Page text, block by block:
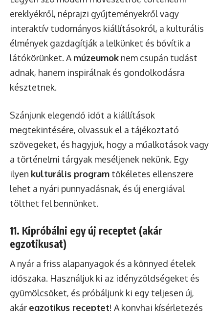
ereklyékről, néprajzi gyűjteményekről vagy
interaktív tudományos kiállításokról, a kulturális
élmények gazdagítják a lelkünket és bővítik a
látókörünket. A múzeumok nem csupán tudást
adnak, hanem inspirálnak és gondolkodásra
késztetnek.
Szánjunk elegendő időt a kiállítások
megtekintésére, olvassuk el a tájékoztató
szövegeket, és hagyjuk, hogy a műalkotások vagy
a történelmi tárgyak meséljenek nekünk. Egy
ilyen kulturális program tökéletes ellenszere
lehet a nyári punnyadásnak, és új energiával
tölthet fel bennünket.
11. Kipróbálni egy új receptet (akár
egzotikusat)
A nyár a friss alapanyagok és a könnyed ételek
időszaka. Használjuk ki az idényzöldségeket és
gyümölcsöket, és próbáljunk ki egy teljesen új,
akár egzotikus receptet! A konyhai kísérletezés